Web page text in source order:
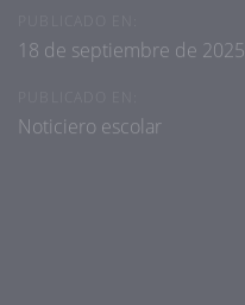
18 de septiembre de 2025
Noticiero escolar